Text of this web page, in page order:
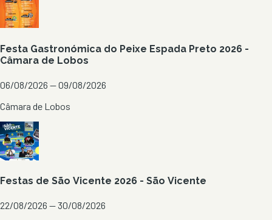
Festa Gastronómica do Peixe Espada Preto 2026 -
Câmara de Lobos
06/08/2026 — 09/08/2026
Câmara de Lobos
Festas de São Vicente 2026 - São Vicente
22/08/2026 — 30/08/2026